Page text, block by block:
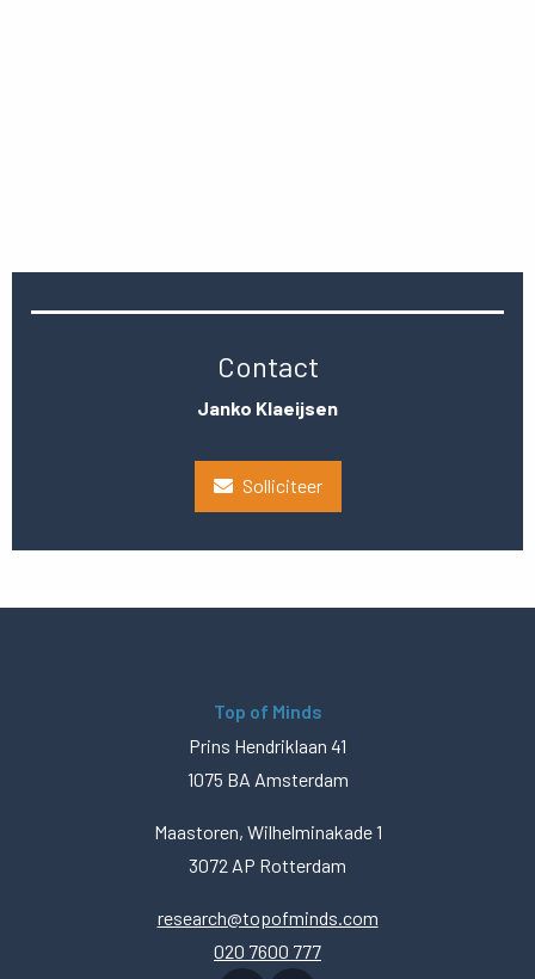
Contact
Janko Klaeijsen
Solliciteer
Top of Minds
Prins Hendriklaan 41
1075 BA Amsterdam
Maastoren, Wilhelminakade 1
3072 AP Rotterdam
research@topofminds.com
020 7600 777